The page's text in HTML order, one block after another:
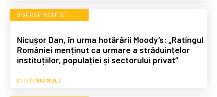
DIVERSE NOUTATI
Nicușor Dan, în urma hotărârii Moody’s: „Ratingul
României menținut ca urmare a străduințelor
instituțiilor, populației și sectorului privat”
CITIȚI MAI MULT